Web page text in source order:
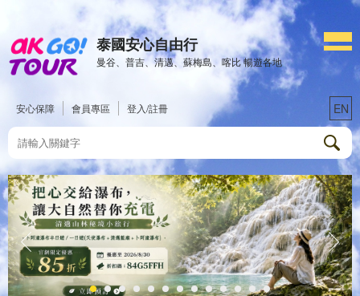
泰國安心自由行
曼谷、普吉、清邁、蘇梅島、喀比 暢遊各地
安心保障 會員專區 登入/註冊 EN